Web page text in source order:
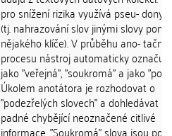
pro snížení rizika využívá pseu-
(tj. nahrazování slov jinými slovy
nějakého klíče). V průběhu ano-
procesu nástroj automaticky
jako "veřejná", "soukromá" a jako
Úkolem anotátora je rozhodovat o
"podezřelých slovech" a dohledávat
padné chybějící neoznačené citlivé
informace. "Soukromá" slova jsou poté